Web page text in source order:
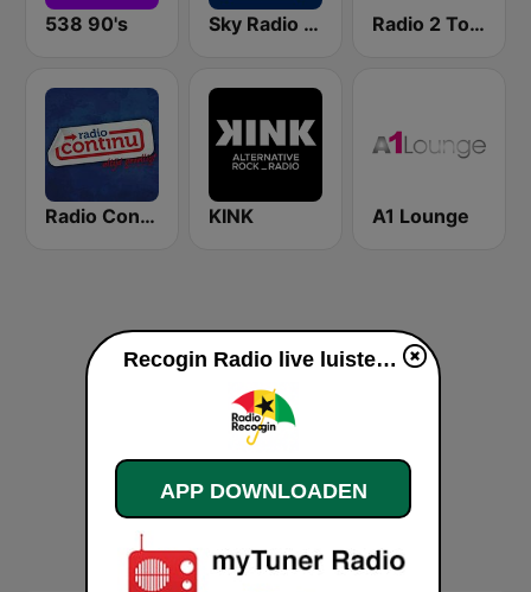
538 90's Sky Radio Christmas Radio 2 Top 2000
Radio Continu KINK A1 Lounge
Recogin Radio live luisteren
APP DOWNLOADEN